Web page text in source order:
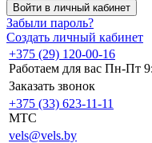
Войти в личный кабинет
Забыли пароль?
Создать личный кабинет
+375 (29) 120-00-16
Работаем для вас Пн-Пт
Заказать звонок
+375 (33) 623-11-11
MTC
vels@vels.by